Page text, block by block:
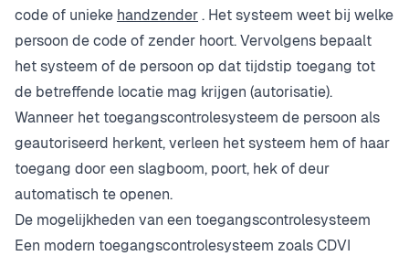
code of unieke handzender. Het systeem weet bij welke
persoon de code of zender hoort. Vervolgens bepaalt
het systeem of de persoon op dat tijdstip toegang tot
de betreffende locatie mag krijgen (autorisatie).
Wanneer het toegangscontrolesysteem de persoon als
geautoriseerd herkent, verleen het systeem hem of haar
toegang door een slagboom, poort, hek of deur
automatisch te openen.
De mogelijkheden van een toegangscontrolesysteem
Een modern toegangscontrolesysteem zoals CDVI